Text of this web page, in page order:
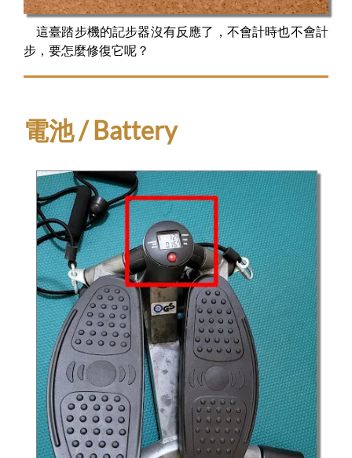
這臺踏步機的記步器沒有反應了，不會計時也不會計
步，要怎麼修復它呢？
電池 / Battery